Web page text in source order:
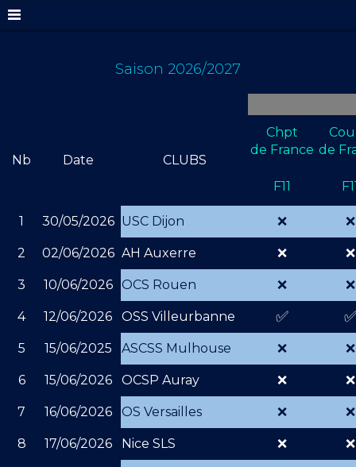
Saison 2026/2027
Nb Date CLUBS
Chpt
de France de
F11
1 30/05/2026 USC Dijon ❌ ❌
2 02/06/2026 AH Auxerre ❌ ❌
3 10/06/2026 OCS Rouen ❌ ❌
4 12/06/2026 OSS Villeurbanne ✅ ✅
5 15/06/2025 ASCSS Mulhouse ❌ ❌
6 15/06/2026 OCSP Auray ❌ ❌
7 16/06/2026 OS Versailles ❌ ❌
8 17/06/2026 Nice SLS ❌ ❌